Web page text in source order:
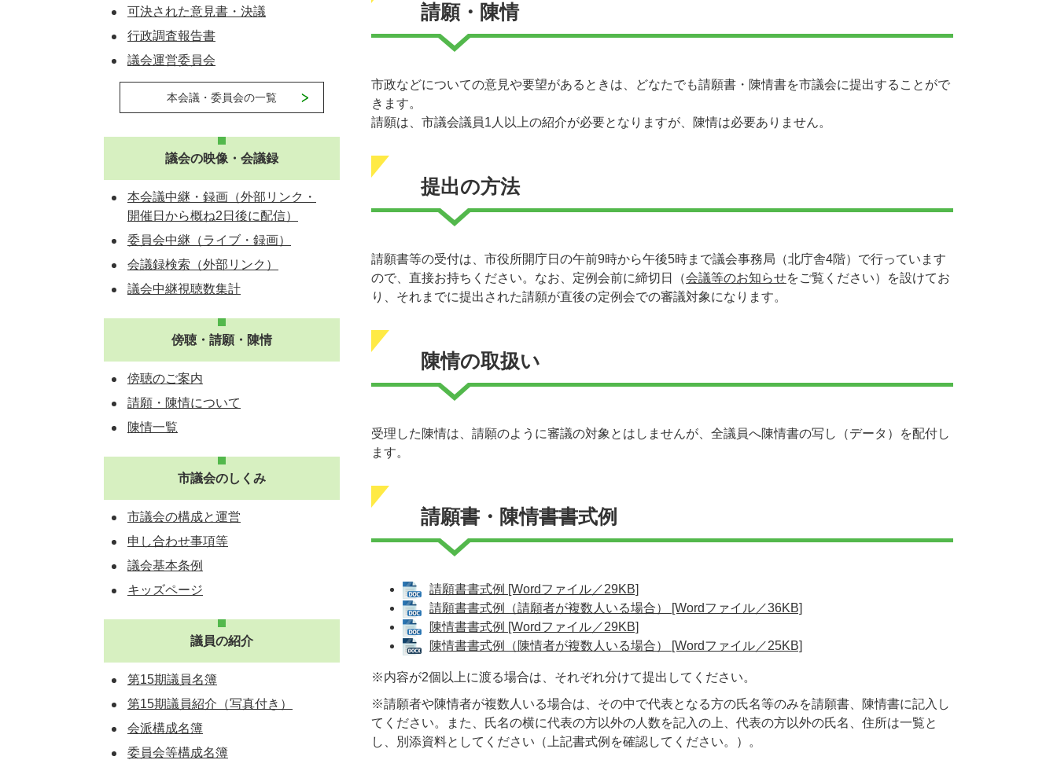
請願・陳情
市政などについての意見や要望があるときは、どなたでも請願書・陳情書を市議会に提出することがで
きます。
請願は、市議会議員1人以上の紹介が必要となりますが、陳情は必要ありません。
提出の方法
請願書等の受付は、市役所開庁日の午前9時から午後5時まで議会事務局（北庁舎4階）で行っています
ので、直接お持ちください。なお、定例会前に締切日（会議等のお知らせをご覧ください）を設けてお
り、それまでに提出された請願が直後の定例会での審議対象になります。
陳情の取扱い
受理した陳情は、請願のように審議の対象とはしませんが、全議員へ陳情書の写し（データ）を配付し
ます。
請願書・陳情書書式例
請願書書式例 [Wordファイル／29KB]
請願書書式例（請願者が複数人いる場合） [Wordファイル／36KB]
陳情書書式例 [Wordファイル／29KB]
陳情書書式例（陳情者が複数人いる場合） [Wordファイル／25KB]
※内容が2個以上に渡る場合は、それぞれ分けて提出してください。
※請願者や陳情者が複数人いる場合は、その中で代表となる方の氏名等のみを請願書、陳情書に記入し
てください。また、氏名の横に代表の方以外の人数を記入の上、代表の方以外の氏名、住所は一覧と
し、別添資料としてください（上記書式例を確認してください。）。
可決された意見書・決議
行政調査報告書
議会運営委員会
本会議・委員会の一覧
議会の映像・会議録
本会議中継・録画（外部リンク・
開催日から概ね2日後に配信）
委員会中継（ライブ・録画）
会議録検索（外部リンク）
議会中継視聴数集計
傍聴・請願・陳情
傍聴のご案内
請願・陳情について
陳情一覧
市議会のしくみ
市議会の構成と運営
申し合わせ事項等
議会基本条例
キッズページ
議員の紹介
第15期議員名簿
第15期議員紹介（写真付き）
会派構成名簿
委員会等構成名簿